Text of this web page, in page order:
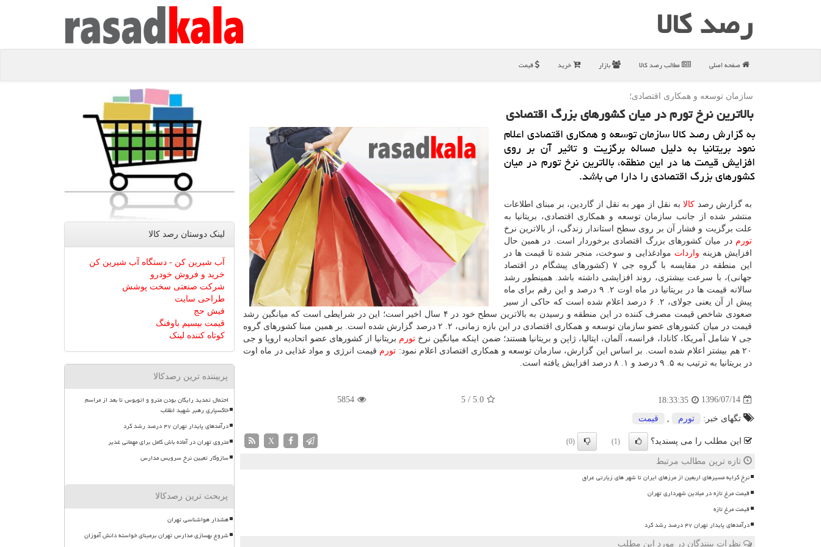
رصد كالا
صفحه اصلی مطالب رصد كالا بازار خرید قیمت
سازمان توسعه و همكاری اقتصادی؛
بالاترین نرخ تورم در میان كشورهای بزرگ اقتصادی
به گزارش رصد كالا سازمان توسعه و همكاری اقتصادی اعلام
نمود بریتانیا به دلیل مساله برگزیت و تاثیر آن بر روی
افزایش قیمت ها در این منطقه، بالاترین نرخ تورم در میان
كشورهای بزرگ اقتصادی را دارا می باشد.
به گزارش رصد كالابه نقل از مهر به نقل از گاردین، بر مبنای اطلاعات
منتشر شده از جانب سازمان توسعه و همكاری اقتصادی، بریتانیا به
علت برگزیت و فشار آن بر روی سطح استاندار زندگی، از بالاترین نرخ
تورم در میان كشورهای بزرگ اقتصادی برخوردار است. در همین حال
افزایش هزینه واردات موادغذایی و سوخت، منجر شده تا قیمت ها در
این منطقه در مقایسه با گروه جی ۷ (كشورهای پیشگام در اقتصاد
جهانی)، با سرعت بیشتری، روند افزایشی داشته باشد. همینطور رشد
سالانه قیمت ها در بریتانیا در ماه اوت ۲. ۹ درصد و این رقم برای ماه
پیش از آن یعنی جولای، ۲. ۶ درصد اعلام شده است كه حاكی از سیر
صعودی شاخص قیمت مصرف كننده در این منطقه و رسیدن به بالاترین سطح خود در ۴ سال اخیر است؛ این در شرایطی است كه میانگین رشد
قیمت در میان كشورهای عضو سازمان توسعه و همكاری اقتصادی در این بازه زمانی، ۲. ۲ درصد گزارش شده است. بر همین مبنا كشورهای گروه
جی ۷ شامل آمریكا، كانادا، فرانسه، آلمان، ایتالیا، ژاپن و بریتانیا هستند؛ ضمن اینكه میانگین نرخ
تورم بریتانیا از كشورهای عضو اتحادیه اروپا و جی
۲۰ هم بیشتر اعلام شده است. بر اساس این گزارش، سازمان توسعه و همكاری اقتصادی اعلام نمود:
تورم قیمت انرژی و مواد غذایی در ماه اوت
در بریتانیا به ترتیب به ۵. ۹ درصد و ۱. ۸ درصد افزایش یافته است.
1396/07/14
18:33:35
5.0
/
5
5854
تگهای خبر: تورم قیمت
این مطلب را می پسندید؟ (1)
(0)
X
تازه ترین مطالب مرتبط
نرخ کرایه مسیرهای اربعین از مرزهای ایران تا شهر های زیارتی عراق
قیمت مرغ تازه در میادین شهرداری تهران
قیمت مرغ تازه
درآمدهای پایدار تهران ۴۷ درصد رشد کرد
نظرات بینندگان در مورد این مطلب
لینک دوستان رصد كالا
آب شیرین کن - دستگاه آب شیرین کن
خرید و فروش خودرو
شرکت صنعتی سخت پوشش
طراحی سایت
فیش حج
قیمت بیسیم باوفنگ
کوتاه کننده لینک
پربیننده ترین رصدکالا
احتمال تمدید رایگان بودن مترو و اتوبوس تا بعد از مراسم
خاکسپاری رهبر شهید انقلاب
درآمدهای پایدار تهران ۴۷ درصد رشد کرد
متروی تهران در آماده باش کامل برای مهمانی غدیر
سازوکار تعیین نرخ سرویس مدارس
پربحث ترین رصدکالا
هشدار هواشناسی تهران
شروع بهسازی مدارس تهران برمبنای خواسته دانش آموزان